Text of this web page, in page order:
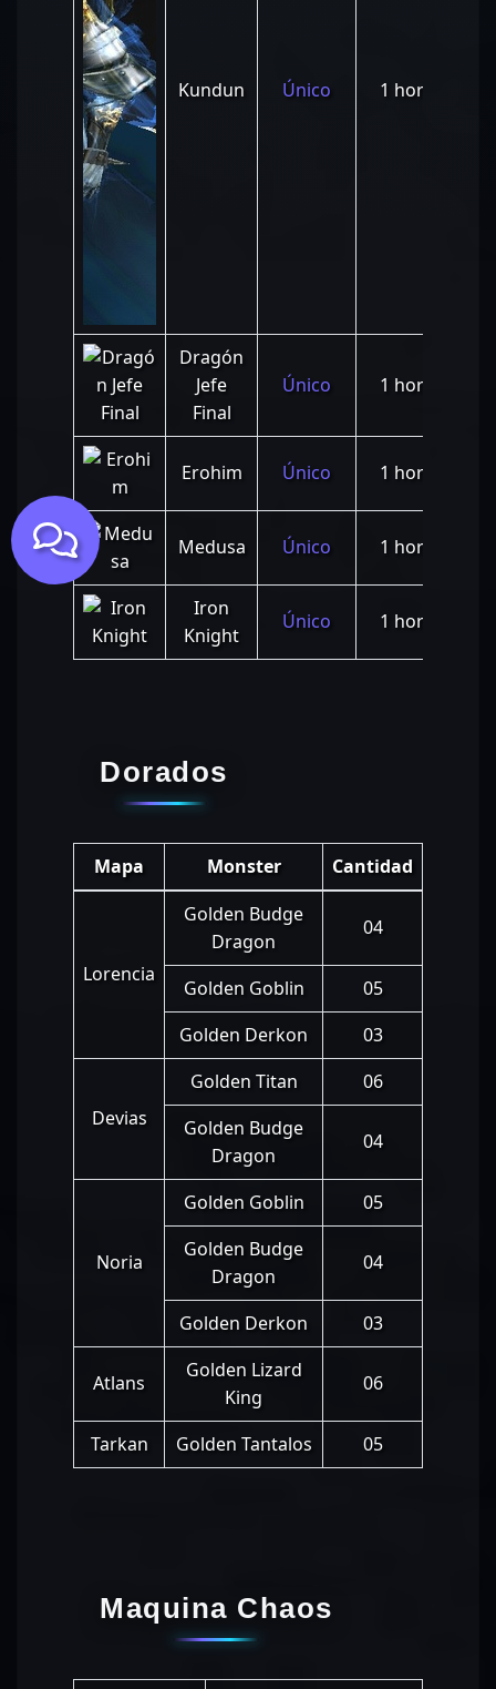
Kundun Único 1 hora
Dragón
Jefe
Final
Único 1 hora
Erohim Único 1 hora
Medusa Único 1 hora
Iron
Knight
Único 1 hora
Dorados
Mapa Monster Cantidad
Lorencia
Golden Budge
Dragon
04
Golden Goblin
05
Golden Derkon
03
Devias
Golden Titan
06
Golden Budge
Dragon
04
Noria
Golden Goblin
05
Golden Budge
Dragon
04
Golden Derkon 03
Atlans
Golden Lizard
King
06
Tarkan Golden Tantalos 05
Maquina Chaos